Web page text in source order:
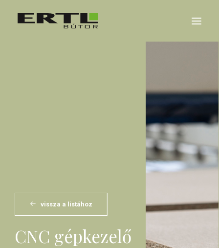
REFERENCIÁK
vissza a listához
CNC gépkezelő